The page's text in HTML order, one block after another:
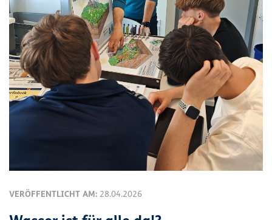
VERÖFFENTLICHT AM: 28.04.2026